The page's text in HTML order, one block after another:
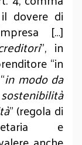
dovere di
[…]
”, in
“in
in modo da
” (regola di
e